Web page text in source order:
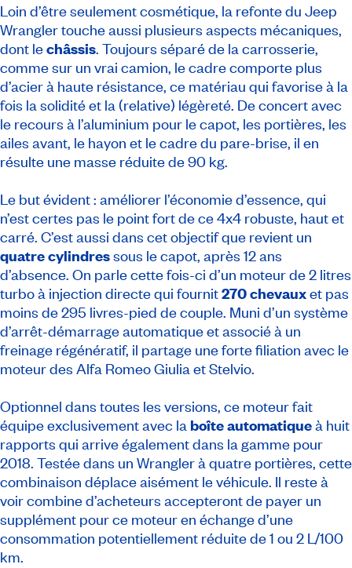
Loin d’être seulement cosmétique, la refonte du Jeep
Wrangler touche aussi plusieurs aspects mécaniques,
dont lechâssis. Toujours séparé de la carrosserie,
comme sur un vrai camion, le cadre comporte plus
d’acier à haute résistance, ce matériau qui favorise à la
fois la solidité et la (relative) légèreté. De concert avec
le recours à l’aluminium pour le capot, les portières, les
ailes avant, le hayon et le cadre du pare-brise, il en
résulte une masse réduite de 90 kg.
Le but évident : améliorer l’économie d’essence, qui
n’est certes pas le point fort de ce 4x4 robuste, haut et
carré. C’est aussi dans cet objectif que revient un
quatre cylindressous le capot, après 12 ans
d’absence. On parle cette fois-ci d’un moteur de 2 litres
turbo à injection directe qui fournit270 chevauxet pas
moins de 295 livres-pied de couple. Muni d’un système
d’arrêt-démarrage automatique et associé à un
freinage régénératif, il partage une forte filiation avec le
moteur des Alfa Romeo Giulia et Stelvio.
Optionnel dans toutes les versions, ce moteur fait
équipe exclusivement avec la boîte automatiqueà huit
rapports qui arrive également dans la gamme pour
2018. Testée dans un Wrangler à quatre portières, cette
combinaison déplace aisément le véhicule. Il reste à
voir combine d’acheteurs accepteront de payer un
supplément pour ce moteur en échange d’une
consommation potentiellement réduite de 1 ou 2 L/100
km.